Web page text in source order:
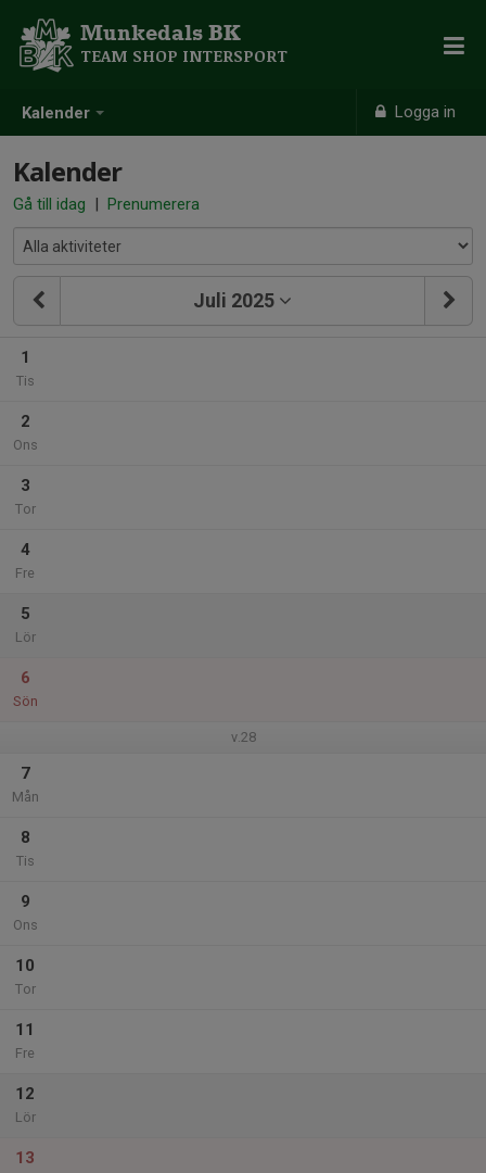
Kalender Logga in
Munkedals BK
TEAM SHOP INTERSPORT
Kalender
Gå till idag | Prenumerera
Juli 2025
1
Tis
2
Ons
3
Tor
4
Fre
5
Lör
6
Sön
v.28
7
Mån
8
Tis
9
Ons
10
Tor
11
Fre
12
Lör
13